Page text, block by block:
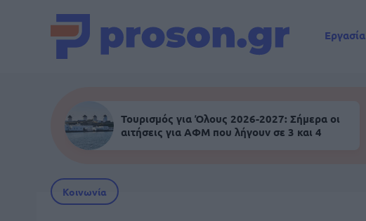
Εργασία
Τουρισμός για Όλους 2026-2027: Σήμερα οι
αιτήσεις για ΑΦΜ που λήγουν σε 3 και 4
Κοινωνία